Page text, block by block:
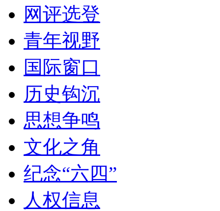
网评选登
青年视野
国际窗口
历史钩沉
思想争鸣
文化之角
纪念“六四”
人权信息